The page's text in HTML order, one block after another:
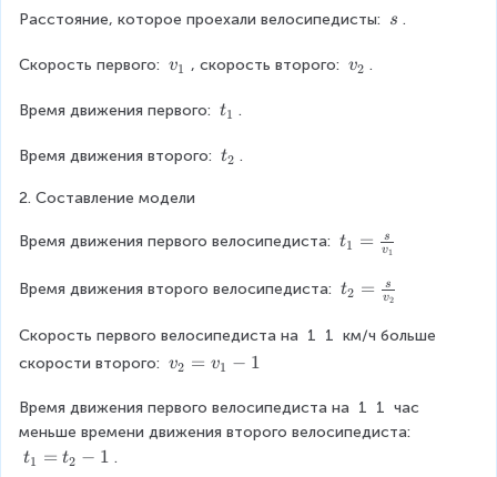
v
}
Расстояние, которое проехали велосипедисты: \
s .
Скорость первого: v
v1 , скорость второго: v
v2 .
Время движения первого: t
t1 .
Время движения второго: t
t2 .
2. Составление модели
Время движения первого велосипедиста: t₁
\
a
}
{
t1 = v1
s
Время движения второго велосипедиста: t₂
\
c
s
t2 = v2
s
Скорость первого велосипедиста на 1 1 км/ч больше
скорости второго: v
=
v
v2 = v1 − 1
Время движения первого велосипедиста на 1 1 час
меньше времени движения второго велосипедиста:
t₁
t1 = t2 − 1 .